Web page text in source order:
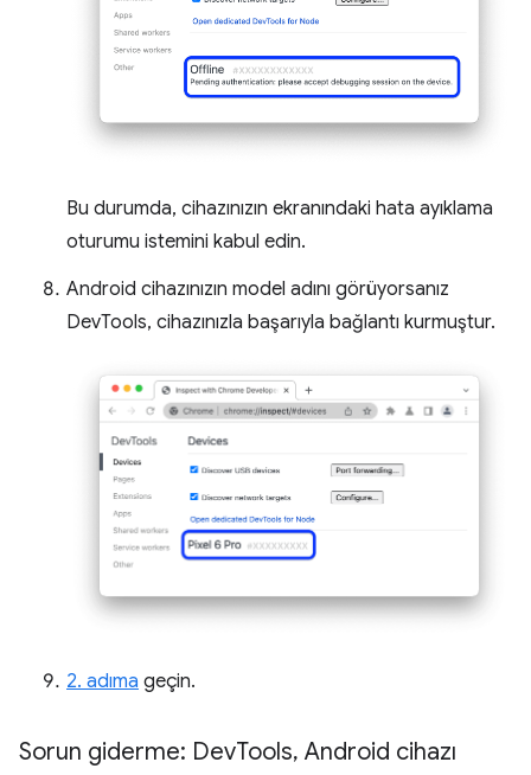
Bu durumda, cihazınızın ekranındaki hata ayıklama
oturumu istemini kabul edin.
Android cihazınızın model adını görüyorsanız
DevTools, cihazınızla başarıyla bağlantı kurmuştur.
2. adıma geçin.
Sorun giderme: DevTools, Android cihazı